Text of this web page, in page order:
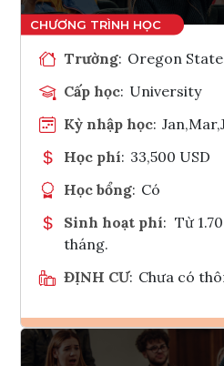
Trường: Oregon
Cấp học: University
Kỳ nhập học:
Học phí: 33,500 USD
Học bổng: Có
Sinh hoạt phí: Từ
tháng.
ĐỊNH CƯ: Chưa có